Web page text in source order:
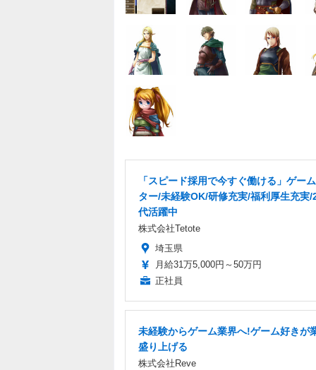
「スピード採用で今すぐ働ける」ゲー
ター/未経験OK/研修充実/福利厚生充実/
代活躍中
株式会社Tetote
埼玉県
月給31万5,000円～50万円
正社員
未経験からゲーム業界へ!ゲーム好きが
盛り上げる
株式会社Reve